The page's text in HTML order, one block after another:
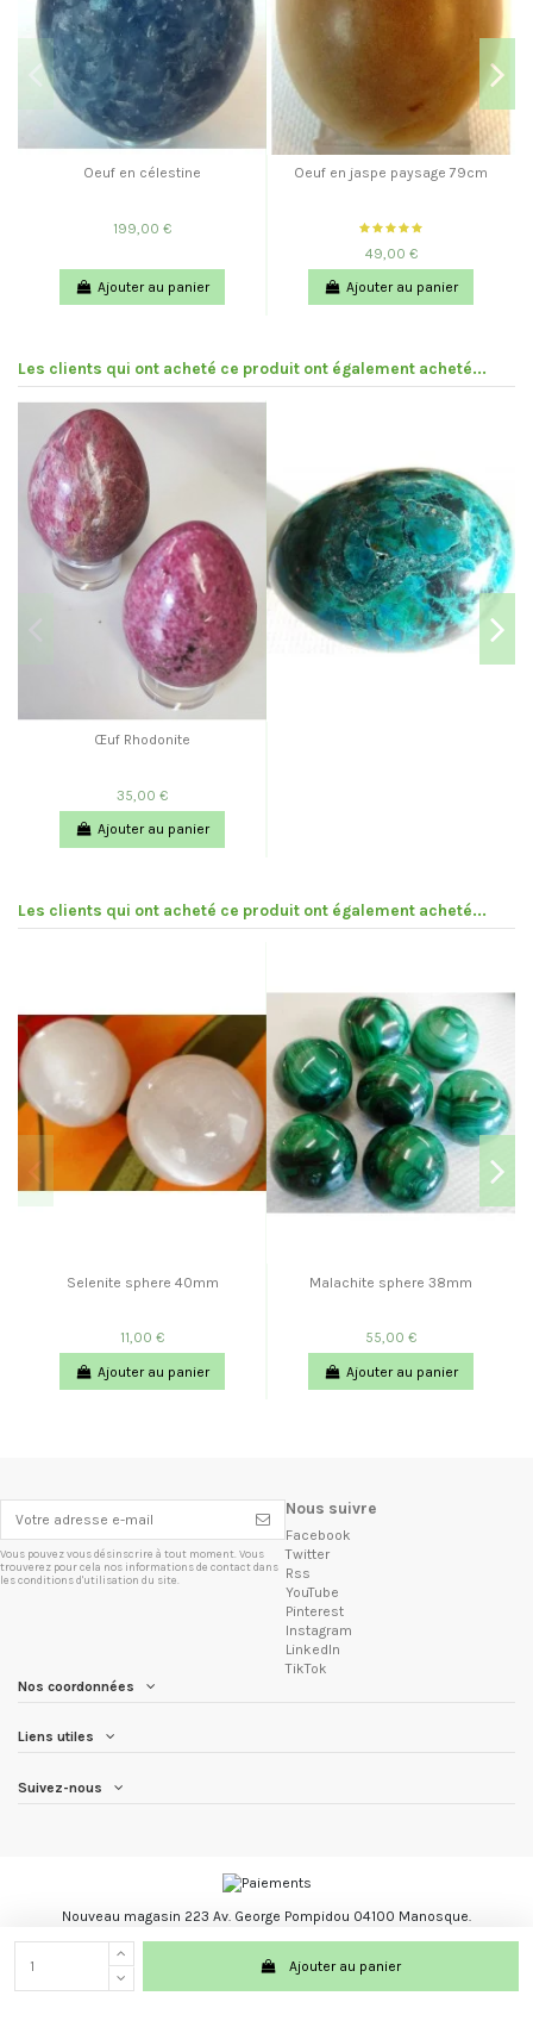
Ajouter au panier
Oeuf en célestine
199,00 €
Ajouter au panier
Oeuf en jaspe paysage 79cm
49,00 €
Ajouter au panier
Les clients qui ont acheté ce produit ont également acheté...
Œuf Rhodonite
35,00 €
Ajouter au panier
Les clients qui ont acheté ce produit ont également acheté...
Selenite sphere 40mm
11,00 €
Ajouter au panier
Malachite sphere 38mm
55,00 €
Ajouter au panier
Vous pouvez vous désinscrire à tout moment. Vous
trouverez pour cela nos informations de contact dans
les conditions d'utilisation du site.
Nous suivre
Facebook
Twitter
Rss
YouTube
Pinterest
Instagram
LinkedIn
TikTok
Nos coordonnées
Liens utiles
Suivez-nous
Nouveau magasin 223 Av. George Pompidou 04100 Manosque.
Les Trésors du Brésil marque registré.